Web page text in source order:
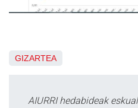
GIZARTEA
AIURRI hedabideak